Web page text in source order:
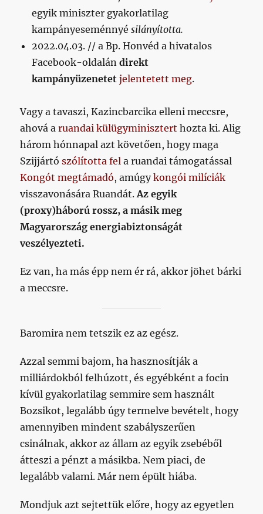
egyik miniszter gyakorlatilag
kampányeseménnyésilányította.
2022.04.03. // a Bp. Honvéd a hivatalos
Facebook-oldalándirekt
kampányüzenetet jelentetett meg.
Vagy a tavaszi, Kazincbarcika elleni meccsre,
ahová aruandai külügyminisztert hozta ki. Alig
három hónnapal azt követően, hogy maga
Szijjártószólította fel a ruandai támogatással
Kongót megtámadó, amúgykongói milíciák
visszavonására Ruandát.Az egyik
(proxy)háború rossz, a másik meg
Magyarország energiabiztonságát
veszélyezteti.
Ez van, ha más épp nem ér rá, akkor jöhet bárki
a meccsre.
Baromira nem tetszik ez az egész.
Azzal semmi bajom, ha hasznosítják a
milliárdokból felhúzott, és egyébként a focin
kívül gyakorlatilag semmire sem használt
Bozsikot, legalább úgy termelve bevételt, hogy
amennyiben mindent szabályszerűen
csinálnak, akkor az állam az egyik zsebéből
átteszi a pénzt a másikba. Nem piaci, de
legalább valami. Már nem épült hiába.
Mondjuk azt sejtettük előre, hogy az egyetlen